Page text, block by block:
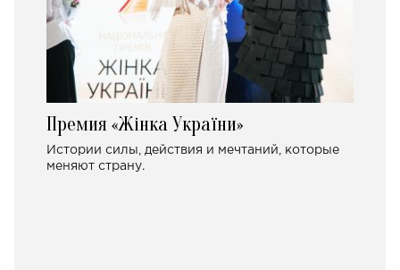
Премия «Жінка України»
Истории силы, действия и мечтаний, которые
меняют страну.